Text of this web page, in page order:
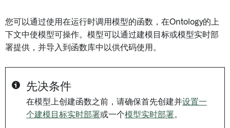
您可以通过使用在运行时调用模型的函数，在Ontology的上
下文中使模型可操作。模型可以通过建模目标或模型实时部
署提供，并导入到函数库中以供代码使用。
先决条件
在模型上创建函数之前，请确保首先创建并设置一
个建模目标实时部署或一个模型实时部署。